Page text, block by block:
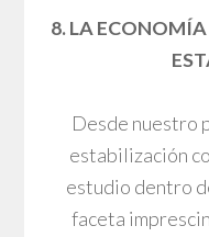
8. LA
Desde nuestro
estabilización
estudio dentro
faceta